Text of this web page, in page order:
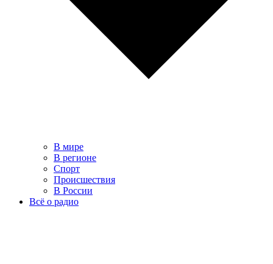
В мире
В регионе
Спорт
Происшествия
В России
Всё о радио